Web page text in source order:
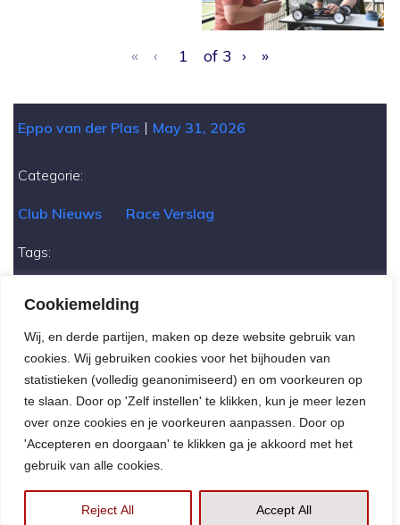
Cookiemelding
Wij, en derde partijen, maken op deze website gebruik van
cookies. Wij gebruiken cookies voor het bijhouden van
statistieken (volledig geanonimiseerd) en om voorkeuren op
te slaan. Door op 'Zelf instellen' te klikken, kun je meer lezen
over onze cookies en je voorkeuren aanpassen. Door op
'Accepteren en doorgaan' te klikken ga je akkoord met het
gebruik van alle cookies.
Reject All Accept All
« ‹ of 3 › »
Eppo van der Plas | May 31, 2026
Categorie:
Club Nieuws Race Verslag
Tags:
Previous
© 2026 MAC Vlijmen. Created for free using WordPress
and Kubio